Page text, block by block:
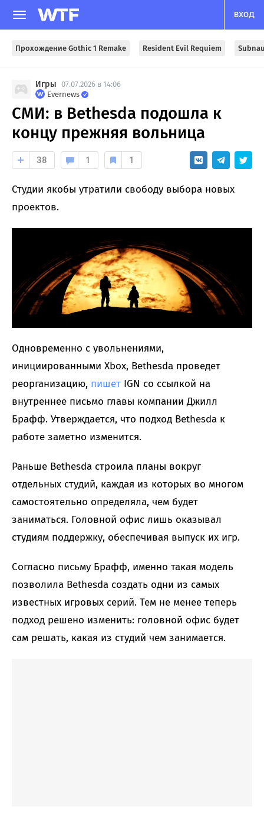
ВХОД
Прохождение Gothic 1 Remake Resident Evil Requiem
Игры 07.07.2026 в 14:06
Evernews
СМИ: в Bethesda подошла к
концу прежняя вольница
38 1 1
Студии якобы утратили свободу выбора новых
проектов.
Одновременно с увольнениями,
инициированными Xbox, Bethesda проведет
реорганизацию, пишет IGN со ссылкой на
внутреннее письмо главы компании Джилл
Брафф. Утверждается, что подход Bethesda к
работе заметно изменится.
Раньше Bethesda строила планы вокруг
отдельных студий, каждая из которых во многом
самостоятельно определяла, чем будет
заниматься. Головной офис лишь оказывал
студиям поддержку, обеспечивая выпуск их игр.
Согласно письму Брафф, именно такая модель
позволила Bethesda создать одни из самых
известных игровых серий. Тем не менее теперь
подход решено изменить: головной офис будет
сам решать, какая из студий чем занимается.